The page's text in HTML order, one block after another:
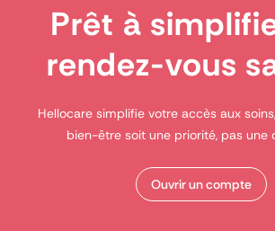
Prêt à
rendez-vous
Hellocare simplifie votre accès aux
bien-être soit une priorité, pas une
Ouvrir un compte